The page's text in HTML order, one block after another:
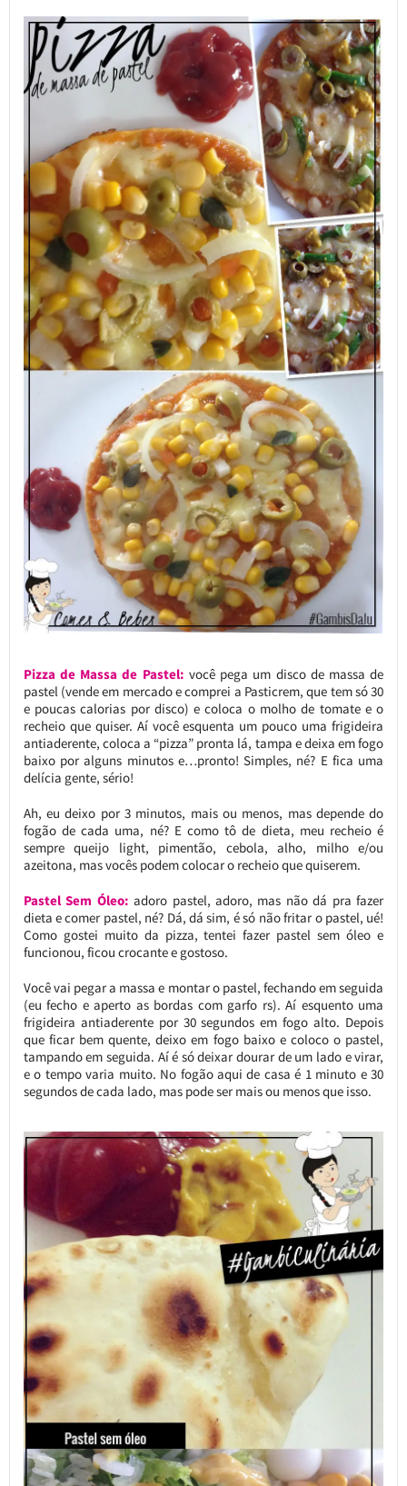
Pizza de Massa de Pastel: você pega um disco de massa de
pastel (vende em mercado e comprei a Pasticrem, que tem só 30
e poucas calorias por disco) e coloca o molho de tomate e o
recheio que quiser. Aí você esquenta um pouco uma frigideira
antiaderente, coloca a “pizza” pronta lá, tampa e deixa em fogo
baixo por alguns minutos e…pronto! Simples, né? E fica uma
delícia gente, sério!
Ah, eu deixo por 3 minutos, mais ou menos, mas depende do
fogão de cada uma, né? E como tô de dieta, meu recheio é
sempre queijo light, pimentão, cebola, alho, milho e/ou
azeitona, mas vocês podem colocar o recheio que quiserem.
Pastel Sem Óleo: adoro pastel, adoro, mas não dá pra fazer
dieta e comer pastel, né? Dá, dá sim, é só não fritar o pastel, ué!
Como gostei muito da pizza, tentei fazer pastel sem óleo e
funcionou, ficou crocante e gostoso.
Você vai pegar a massa e montar o pastel, fechando em seguida
(eu fecho e aperto as bordas com garfo rs). Aí esquento uma
frigideira antiaderente por 30 segundos em fogo alto. Depois
que ficar bem quente, deixo em fogo baixo e coloco o pastel,
tampando em seguida. Aí é só deixar dourar de um lado e virar,
e o tempo varia muito. No fogão aqui de casa é 1 minuto e 30
segundos de cada lado, mas pode ser mais ou menos que isso.